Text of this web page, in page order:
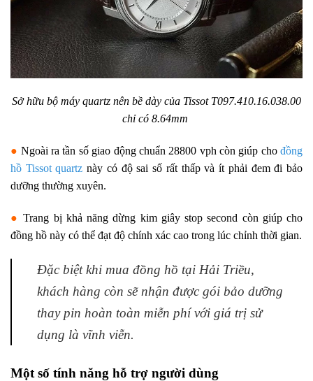
Sở hữu bộ máy quartz nên bề dày của Tissot T097.410.16.038.00
chỉ có 8.64mm
● Ngoài ra tần số giao động chuẩn 28800 vph còn giúp chođồng
hồ Tissot quartz này có độ sai số rất thấp và ít phải đem đi bảo
dưỡng thường xuyên.
● Trang bị khả năng dừng kim giây stop second còn giúp cho
đồng hồ này có thể đạt độ chính xác cao trong lúc chỉnh thời gian.
Đặc biệt khi mua đồng hồ tại Hải Triều,
khách hàng còn sẽ nhận được gói bảo dưỡng
thay pin hoàn toàn miễn phí với giá trị sử
dụng là vĩnh viễn.
Một số tính năng hỗ trợ người dùng